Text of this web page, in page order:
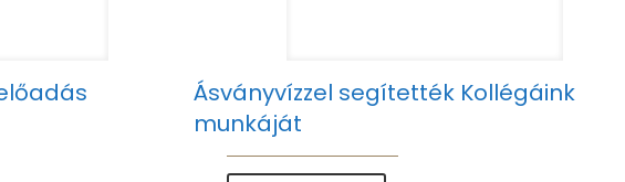
Ásványvízzel segítették Kollégáink
munkáját